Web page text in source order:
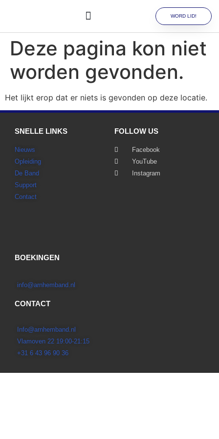
WORD LID!
Deze pagina kon niet
worden gevonden.
Het lijkt erop dat er niets is gevonden op deze locatie.
SNELLE LINKS
Nieuws
Opleiding
De Band
Support
Contact
FOLLOW US
Facebook
YouTube
Instagram
BOEKINGEN
info@arnhemband.nl
CONTACT
Info@arnhemband.nl
Vlamoven 22 19:00-21:15
+31 6 43 96 90 36